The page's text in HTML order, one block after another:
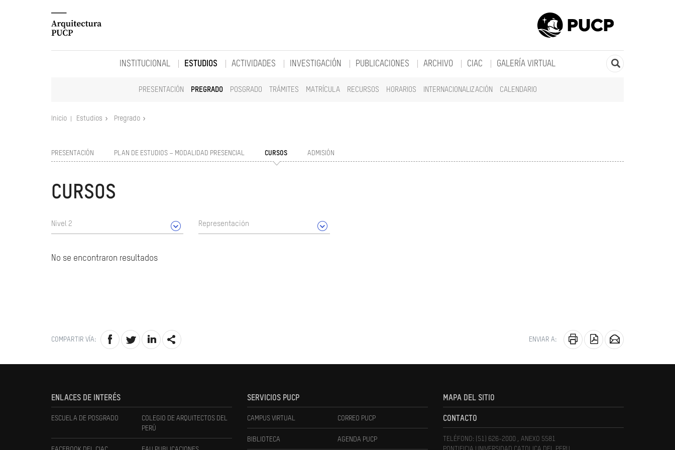
INSTITUCIONAL ESTUDIOS
PRESENTACIÓN PREGRADO POSGRADO TRÁMITES MATRÍCULA RECURSOS HORARIOS INTERNACIONALIZACIÓN CALENDARIO
ACTIVIDADES INVESTIGACIÓN PUBLICACIONES ARCHIVO CIAC GALERÍA VIRTUAL
Inicio Estudios Pregrado
PRESENTACIÓN PLAN DE ESTUDIOS – MODALIDAD PRESENCIAL CURSOS ADMISIÓN
CURSOS
Nivel 2 Representación
No se encontraron resultados
COMPARTIR VÍA: ENVIAR A:
ENLACES DE INTERÉS
ESCUELA DE POSGRADO
COLEGIO DE ARQUITECTOS DEL
PERÚ
SERVICIOS PUCP
CAMPUS VIRTUAL CORREO PUCP
BIBLIOTECA AGENDA PUCP
MAPA DEL SITIO
CONTACTO
TELÉFONO: (51) 626-2000 , ANEXO 5581